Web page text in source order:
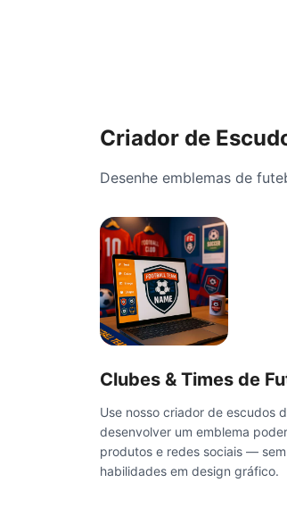
Criador de
Desenhe emblemas de
Clubes & Times de
Use nosso criador de escudos
desenvolver um emblema
produtos e redes sociais —
habilidades em design gráfico.